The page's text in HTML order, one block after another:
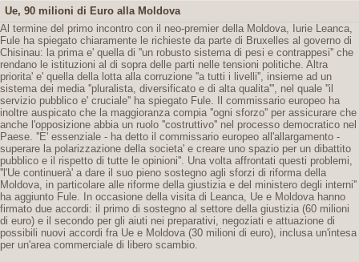
Ue, 90 milioni di Euro alla Moldova
Al termine del primo incontro con il neo-premier della Moldova, Iurie Leanca,
Fule ha spiegato chiaramente le richieste da parte di Bruxelles al governo di
Chisinau: la prima e' quella di ''un robusto sistema di pesi e contrappesi'' che
rendano le istituzioni al di sopra delle parti nelle tensioni politiche. Altra
priorita' e' quella della lotta alla corruzione ''a tutti i livelli'', insieme ad un
sistema dei media ''pluralista, diversificato e di alta qualita''', nel quale ''il
servizio pubblico e' cruciale'' ha spiegato Fule. Il commissario europeo ha
inoltre auspicato che la maggioranza compia ''ogni sforzo'' per assicurare che
anche l'opposizione abbia un ruolo ''costruttivo'' nel processo democratico nel
Paese. ''E' essenziale - ha detto il commissario europeo all'allargamento -
superare la polarizzazione della societa' e creare uno spazio per un dibattito
pubblico e il rispetto di tutte le opinioni''. Una volta affrontati questi problemi,
''l'Ue continuerà' a dare il suo pieno sostegno agli sforzi di riforma della
Moldova, in particolare alle riforme della giustizia e del ministero degli interni''
ha aggiunto Fule. In occasione della visita di Leanca, Ue e Moldova hanno
firmato due accordi: il primo di sostegno al settore della giustizia (60 milioni
di euro) e il secondo per gli aiuti nei preparativi, negoziati e attuazione di
possibili nuovi accordi fra Ue e Moldova (30 milioni di euro), inclusa un'intesa
per un'area commerciale di libero scambio.